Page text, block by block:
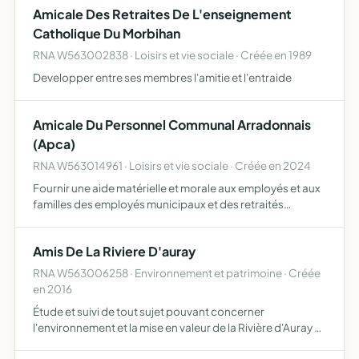
Amicale Des Retraites De L'enseignement
Catholique Du Morbihan
RNA W563002838 · Loisirs et vie sociale · Créée en 1989
Developper entre ses membres l'amitie et l'entraide
Amicale Du Personnel Communal Arradonnais
(Apca)
RNA W563014961 · Loisirs et vie sociale · Créée en 2024
Fournir une aide matérielle et morale aux employés et aux
familles des employés municipaux et des retraités
…
Amis De La Riviere D'auray
RNA W563006258 · Environnement et patrimoine · Créée
en 2016
Étude et suivi de tout sujet pouvant concerner
l'environnement et la mise en valeur de la Rivière d'Auray et